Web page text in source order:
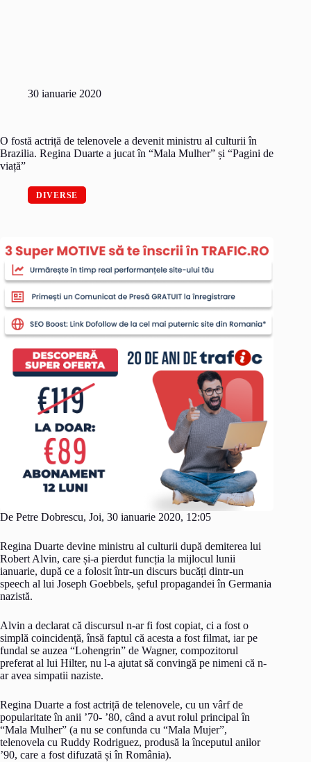
30 ianuarie 2020
O fostă actriță de telenovele a devenit ministru al culturii în
Brazilia. Regina Duarte a jucat în “Mala Mulher” și “Pagini de
viață”
DIVERSE
De Petre Dobrescu, Joi, 30 ianuarie 2020, 12:05
Regina Duarte devine ministru al culturii după demiterea lui
Robert Alvin, care și-a pierdut funcția la mijlocul lunii
ianuarie, după ce a folosit într-un discurs bucăți dintr-un
speech al lui Joseph Goebbels, șeful propagandei în Germania
nazistă.
Alvin a declarat că discursul n-ar fi fost copiat, ci a fost o
simplă coincidență, însă faptul că acesta a fost filmat, iar pe
fundal se auzea “Lohengrin” de Wagner, compozitorul
preferat al lui Hilter, nu l-a ajutat să convingă pe nimeni că n-
ar avea simpatii naziste.
Regina Duarte a fost actriță de telenovele, cu un vârf de
popularitate în anii ʼ70- ʼ80, când a avut rolul principal în
“Mala Mulher” (a nu se confunda cu “Mala Mujer”,
telenovela cu Ruddy Rodriguez, produsă la începutul anilor
ʼ90, care a fost difuzată și în România).